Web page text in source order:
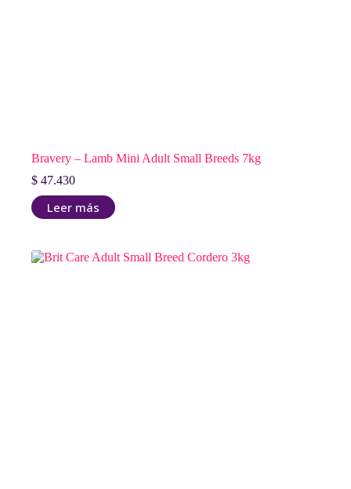
Bravery – Lamb Mini Adult Small Breeds 7kg
$ 47.430
Leer más